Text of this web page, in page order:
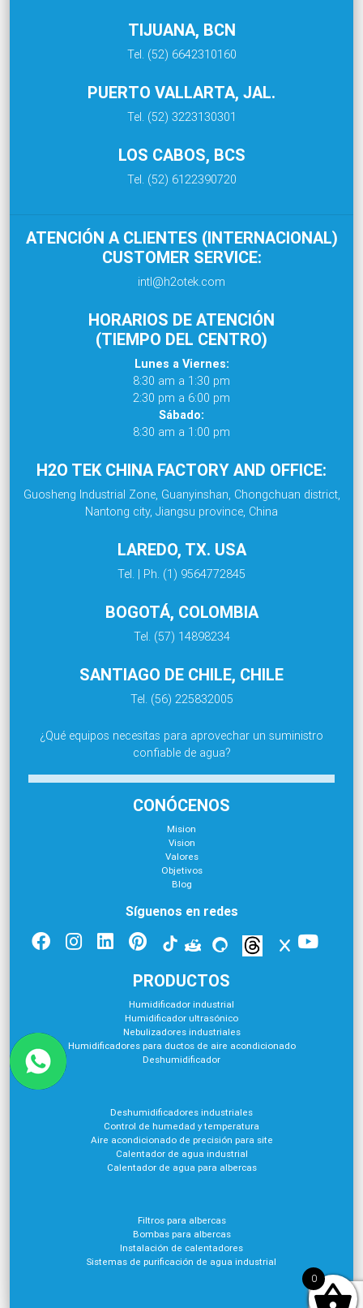
TIJUANA, BCN
Tel. (52) 6642310160
PUERTO VALLARTA, JAL.
Tel. (52) 3223130301
LOS CABOS, BCS
Tel. (52) 6122390720
ATENCIÓN A CLIENTES (INTERNACIONAL)
CUSTOMER SERVICE:
intl@h2otek.com
HORARIOS DE ATENCIÓN
(TIEMPO DEL CENTRO)
Lunes a Viernes:
8:30 am a 1:30 pm
2:30 pm a 6:00 pm
Sábado:
8:30 am a 1:00 pm
H2O TEK CHINA FACTORY AND OFFICE:
Guosheng Industrial Zone, Guanyinshan, Chongchuan district,
Nantong city, Jiangsu province, China
LAREDO, TX. USA
Tel. | Ph. (1) 9564772845
BOGOTÁ, COLOMBIA
Tel. (57) 14898234
SANTIAGO DE CHILE, CHILE
Tel. (56) 225832005
¿Qué equipos necesitas para aprovechar un suministro
confiable de agua?
CONÓCENOS
Mision
Vision
Valores
Objetivos
Blog
Síguenos en redes
PRODUCTOS
Humidificador industrial
Humidificador ultrasónico
Nebulizadores industriales
Humidificadores para ductos de aire acondicionado
Deshumidificador
Deshumidificadores industriales
Control de humedad y temperatura
Aire acondicionado de precisión para site
Calentador de agua industrial
Calentador de agua para albercas
Filtros para albercas
Bombas para albercas
Instalación de calentadores
Sistemas de purificación de agua industrial
0